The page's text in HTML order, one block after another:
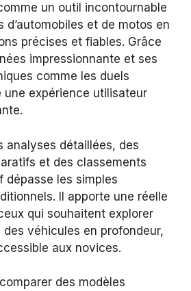
un outil incontournable
d’automobiles et de motos en
précises et fiables. Grâce
impressionnante et ses
comme les duels
expérience utilisateur
analyses détaillées, des
et des classements
dépasse les simples
Il apporte une réelle
qui souhaitent explorer
véhicules en profondeur,
aux novices.
des modèles